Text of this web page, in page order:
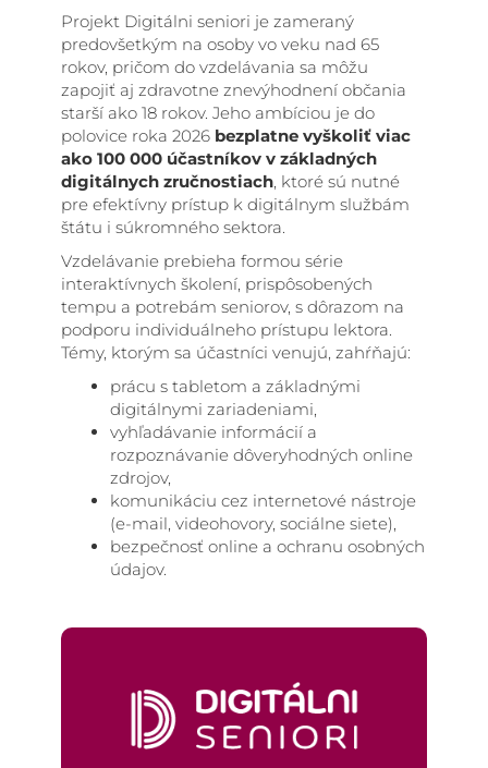
Projekt Digitálni seniori je zameraný
predovšetkým na osoby vo veku nad 65
rokov, pričom do vzdelávania sa môžu
zapojiť aj zdravotne znevýhodnení občania
starší ako 18 rokov. Jeho ambíciou je do
polovice roka 2026 bezplatne vyškoliť viac
ako 100 000 účastníkov v základných
digitálnych zručnostiach, ktoré sú nutné
pre efektívny prístup k digitálnym službám
štátu i súkromného sektora.
Vzdelávanie prebieha formou série
interaktívnych školení, prispôsobených
tempu a potrebám seniorov, s dôrazom na
podporu individuálneho prístupu lektora.
Témy, ktorým sa účastníci venujú, zahŕňajú:
prácu s tabletom a základnými
digitálnymi zariadeniami,
vyhľadávanie informácií a
rozpoznávanie dôveryhodných online
zdrojov,
komunikáciu cez internetové nástroje
(e-mail, videohovory, sociálne siete),
bezpečnosť online a ochranu osobných
údajov.